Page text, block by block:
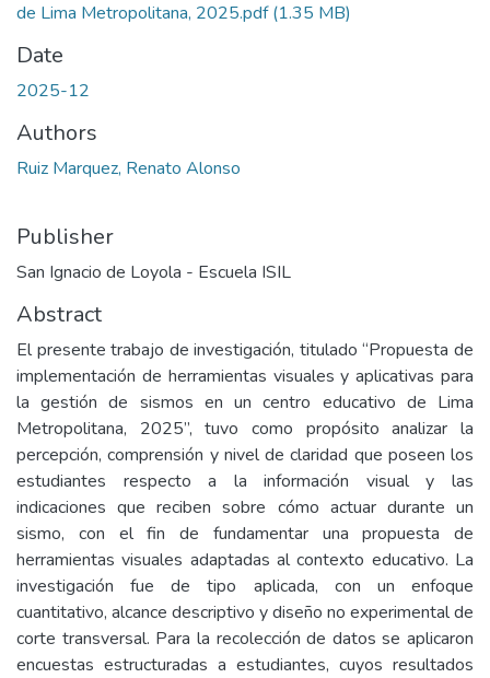
de Lima Metropolitana, 2025.pdf(1.35 MB)
Date
2025-12
Authors
Ruiz Marquez, Renato Alonso
Publisher
San Ignacio de Loyola - Escuela ISIL
Abstract
El presente trabajo de investigación, titulado “Propuesta de
implementación de herramientas visuales y aplicativas para
la gestión de sismos en un centro educativo de Lima
Metropolitana, 2025”, tuvo como propósito analizar la
percepción, comprensión y nivel de claridad que poseen los
estudiantes respecto a la información visual y las
indicaciones que reciben sobre cómo actuar durante un
sismo, con el fin de fundamentar una propuesta de
herramientas visuales adaptadas al contexto educativo. La
investigación fue de tipo aplicada, con un enfoque
cuantitativo, alcance descriptivo y diseño no experimental de
corte transversal. Para la recolección de datos se aplicaron
encuestas estructuradas a estudiantes, cuyos resultados